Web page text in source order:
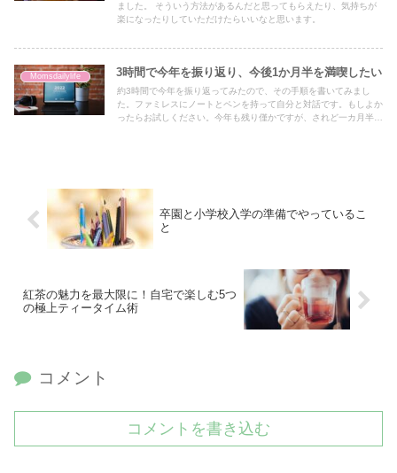
ました。 そういう方法があるんだと思ってもらえたり、気持ちが
楽になったりしていただけたらいいなと思います。
Momsdailylife 3時間で今年を振り返り、今後1か月半を満喫したい
約3時間で今年を振り返ってみたので、その手順を書いてみまし
た。ファミレスにノートとペンを持って自分と対話です。もしよか
ったらお試しください。今年も残り僅かですが、されど一カ月半あ
卒園と小学校入学の準備でやっているこ
と
紅茶の魅力を最大限に！自宅で楽しむ5つ
の極上ティータイム術
コメント
コメントを書き込む